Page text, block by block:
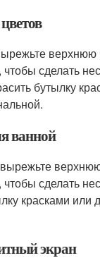
верхнюю
сделать
бутылку
ванной
сделать
красками
экран